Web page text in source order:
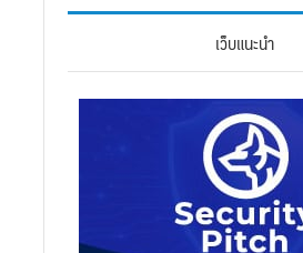
เว็บแนะนำ